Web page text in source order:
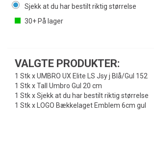
Sjekk at du har bestilt riktig størrelse
30+ På lager
VALGTE PRODUKTER:
1 Stk x UMBRO UX Elite LS Jsy j Blå/Gul 152
1 Stk x Tall Umbro Gul 20 cm
1 Stk x Sjekk at du har bestilt riktig størrelse
1 Stk x LOGO Bækkelaget Emblem 6cm gul